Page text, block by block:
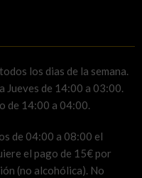
los dias de la semana.
Jueves de 14:00 a 03:00.
de 14:00 a 04:00.
de 04:00 a 08:00 el
el pago de 15€ por
(no alcohólica). No